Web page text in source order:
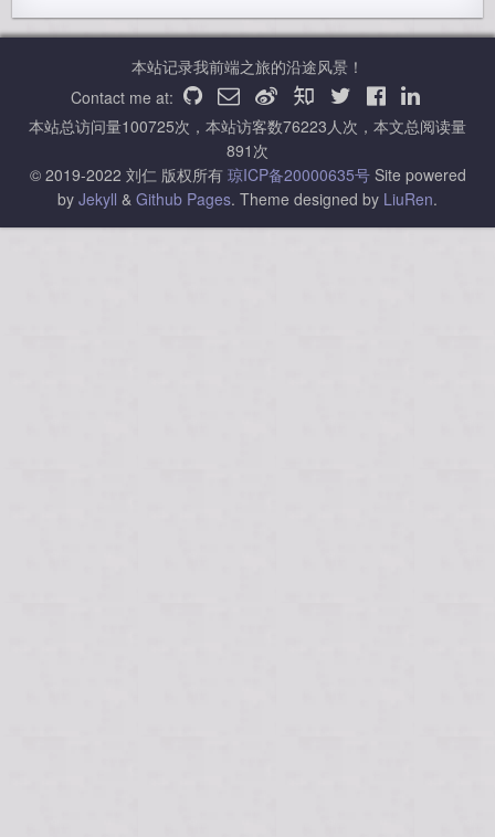
本站记录我前端之旅的沿途风景！
Contact me at:
本站总访问量100725次，本站访客数76223人次，本文总阅读量
891 次
© 2019-2022 刘仁 版权所有 琼ICP备20000635号 Site powered
by Jekyll & Github Pages. Theme designed by LiuRen.